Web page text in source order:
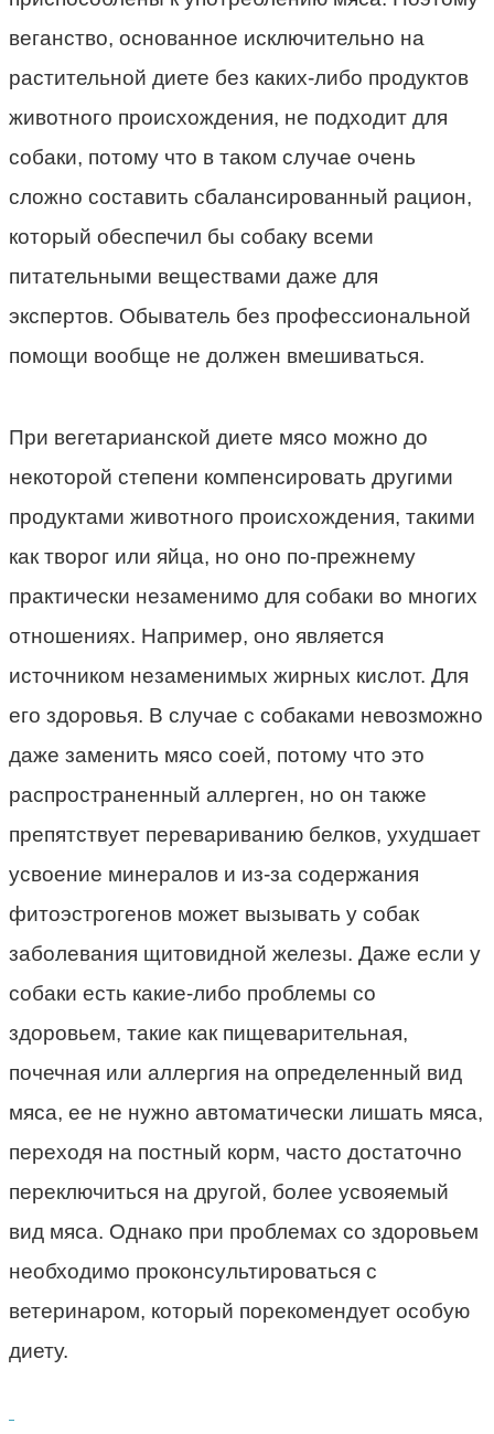
веганство, основанное исключительно на
растительной диете без каких-либо продуктов
животного происхождения, не подходит для
собаки, потому что в таком случае очень
сложно составить сбалансированный рацион,
который обеспечил бы собаку всеми
питательными веществами даже для
экспертов. Обыватель без профессиональной
помощи вообще не должен вмешиваться.
При вегетарианской диете мясо можно до
некоторой степени компенсировать другими
продуктами животного происхождения, такими
как творог или яйца, но оно по-прежнему
практически незаменимо для собаки во многих
отношениях. Например, оно является
источником незаменимых жирных кислот. Для
его здоровья. В случае с собаками невозможно
даже заменить мясо соей, потому что это
распространенный аллерген, но он также
препятствует перевариванию белков, ухудшает
усвоение минералов и из-за содержания
фитоэстрогенов может вызывать у собак
заболевания щитовидной железы. Даже если у
собаки есть какие-либо проблемы со
здоровьем, такие как пищеварительная,
почечная или аллергия на определенный вид
мяса, ее не нужно автоматически лишать мяса,
переходя на постный корм, часто достаточно
переключиться на другой, более усвояемый
вид мяса. Однако при проблемах со здоровьем
необходимо проконсультироваться с
ветеринаром, который порекомендует особую
диету.